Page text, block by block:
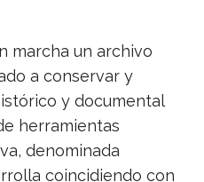
marcha un archivo
a conservar y
y documental
herramientas
denominada
coincidiendo con